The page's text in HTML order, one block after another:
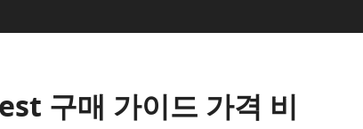
구매 가이드 가격 비